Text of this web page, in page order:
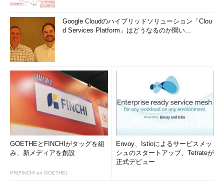
Google Cloudのハイブリッドソリューション「Clou
d Services Platform」はどうなるのか聞い...
GOETHEとFINCHIがタッグを組
み、新メディアを創設
PR(FINCHI on GOETHE)
Envoy、Istioによるサービスメッ
シュのスタートアップ、Tetrateが
正式デビュー